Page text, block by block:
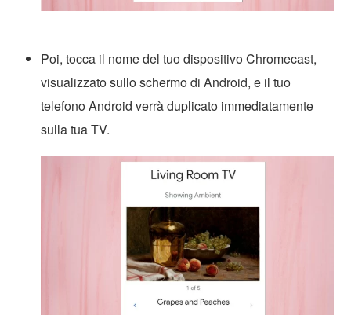
Poi, tocca il nome del tuo dispositivo Chromecast,
visualizzato sullo schermo di Android, e il tuo
telefono Android verrà duplicato immediatamente
sulla tua TV.